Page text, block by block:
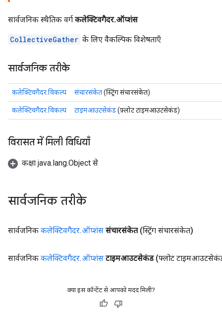
सार्वजनिक स्थैतिक वर्ग कलेक्टिवगैदर.ऑप्शंस
CollectiveGather के लिए वैकल्पिक विशेषताएँ
सार्वजनिक तरीके
कलेक्टिवगैदर.विकल्प संचारसंकेत(स्ट्रिंग संचारसंकेत)
कलेक्टिवगैदर.विकल्प टाइमआउटसेकंड(फ़्लोट टाइमआउटसेकंड)
विरासत में मिली विधियाँ
कक्षा java.lang.Object से
सार्वजनिक तरीके
सार्वजनिक कलेक्टिवगैदर.ऑप्शंस संचारसंकेत (स्ट्रिंग संचारसंकेत)
सार्वजनिक कलेक्टिवगैदर.ऑप्शंस टाइमआउटसेकंड (फ्लोट
क्या इस कॉन्टेंट से आपको मदद मिली?